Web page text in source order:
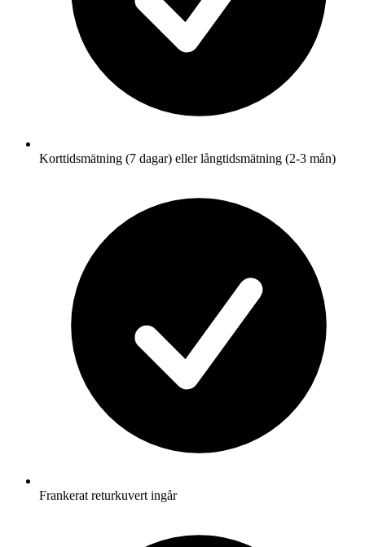
Korttidsmätning (7 dagar) eller långtidsmätning (2-3 mån)
Frankerat returkuvert ingår